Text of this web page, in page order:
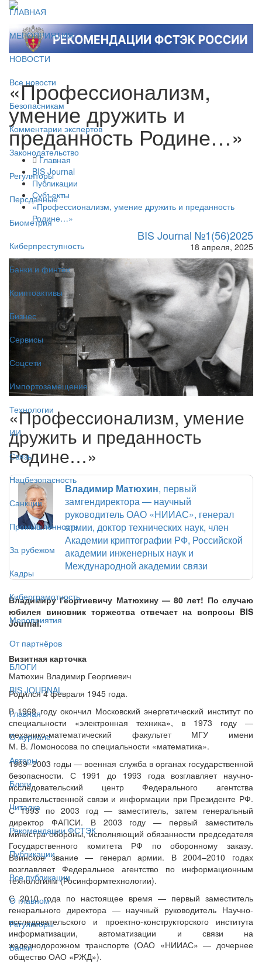
ГЛАВНАЯ
МЕРОПРИЯТИЯ
НОВОСТИ
Все новости
Безопасникам
Комментарии экспертов
Законодательство
Регуляторы
Персданные
Биометрия
Киберпреступность
Банки и финтех
Криптоактивы
Бизнес
Сервисы
Соцсети
Импортозамещение
Технологии
ИИ
Связь
Нацбезопасность
Санкции
Промышленность
За рубежом
Кадры
Киберграмотность
Мероприятия
От партнёров
БЛОГИ
BIS JOURNAL
Главная
О журнале
Авторы
Блоги
Читалка
Рекомендации ФСТЭК
Публикации
Все публикации
О главном
Регуляторы
Банки
«Профессионализм,
умение дружить и
преданность Родине…»
Главная
BIS Journal
Публикации
Субъекты
«Профессионализм, умение дружить и преданность
Родине…»
BIS Journal №1(56)2025
18 апреля, 2025
«Профессионализм, умение
дружить и преданность
Родине…»
Владимир Матюхин, первый
замгендиректора — научный
руководитель ОАО «НИИАС», генерал
армии, доктор технических наук, член
Академии криптографии РФ, Российской
академии инженерных наук и
Международной академии связи
Владимиру Георгиевичу Матюхину — 80 лет! По случаю
юбилея виновник торжества отвечает на вопросы BIS
Journal.
Визитная карточка
Матюхин Владимир Георгиевич
Родился 4 февраля 1945 года.
В 1968 году окончил Московский энергетический институт по
специальности «электронная техника», в 1973 году —
механико-математический факультет МГУ имени
М. В. Ломоносова по специальности «математика».
1969–2003 годы — военная служба в органах государственной
безопасности. С 1991 до 1993 года возглавляет научно-
исследовательский центр Федерального агентства
правительственной связи и информации при Президенте РФ.
С 1993 по 2003 год — заместитель, затем генеральный
директор ФАПСИ. В 2003 году — первый заместитель
министра обороны, исполняющий обязанности председателя
Государственного комитета РФ по оборонному заказу.
Воинское звание — генерал армии. В 2004–2010 годах
возглавляет Федеральное агентство по информационным
технологиям (Росинформтехнологии).
С 2010 года по настоящее время — первый заместитель
генерального директора — научный руководитель Научно-
исследовательского и проектно-конструкторского института
информатизации, автоматизации и связи на
железнодорожном транспорте (ОАО «НИИАС» — дочернее
общество ОАО «РЖД»).